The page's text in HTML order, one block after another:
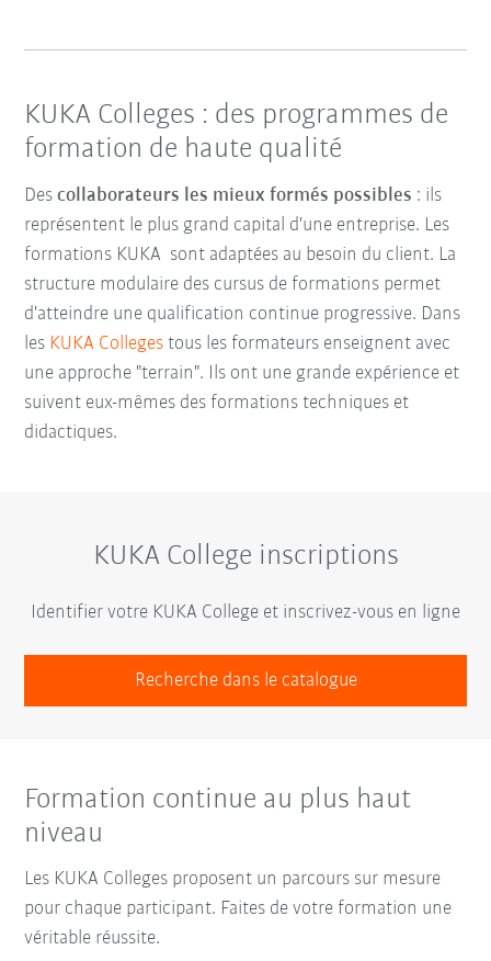
KUKA Colleges : des programmes de
formation de haute qualité
Descollaborateurs les mieux formés possibles : ils
représentent le plus grand capital d'une entreprise. Les
formations KUKA sont adaptées au besoin du client. La
structure modulaire des cursus de formations permet
d'atteindre une qualification continue progressive. Dans
les KUKA Colleges tous les formateurs enseignent avec
une approche "terrain". Ils ont une grande expérience et
suivent eux-mêmes des formations techniques et
didactiques.
KUKA College inscriptions
Identifier votre KUKA College et inscrivez-vous en ligne
Recherche dans le catalogue
Formation continue au plus haut
niveau
Les KUKA Colleges proposent un parcours sur mesure
pour chaque participant. Faites de votre formation une
véritable réussite.